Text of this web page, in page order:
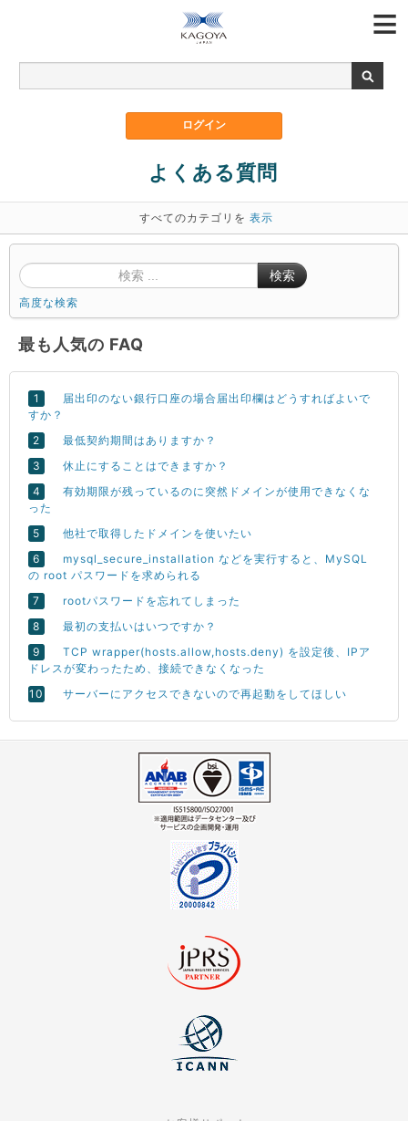
よくある質問
すべてのカテゴリを 表示
検索
高度な検索
最も人気の FAQ
届出印のない銀行口座の場合届出印欄はどうすればよいで
すか？
最低契約期間はありますか？
休止にすることはできますか？
有効期限が残っているのに突然ドメインが使用できなくな
った
他社で取得したドメインを使いたい
mysql_secure_installation などを実行すると、MySQL
の root パスワードを求められる
rootパスワードを忘れてしまった
最初の支払いはいつですか？
TCP wrapper(hosts.allow,hosts.deny) を設定後、IPア
ドレスが変わったため、接続できなくなった
サーバーにアクセスできないので再起動をしてほしい